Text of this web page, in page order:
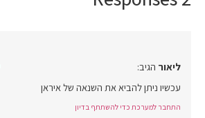
ליאור הגיב:
עכשיו ניתן להביא את השנאה של איראן
התחבר למערכת כדי להשתתף בדיון